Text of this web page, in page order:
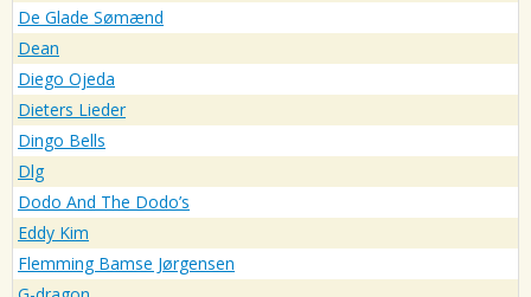
De Glade Sømænd
Dean
Diego Ojeda
Dieters Lieder
Dingo Bells
Dlg
Dodo And The Dodo’s
Eddy Kim
Flemming Bamse Jørgensen